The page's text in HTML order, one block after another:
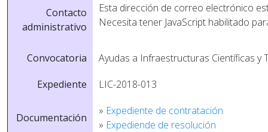
Contacto
administrativo
Esta dirección de correo electrónico
Necesita tener JavaScript habilitado
Convocatoria
Ayudas a Infraestructuras Cientí­ficas y
Expediente
LIC-2018-013
Documentación
» Expediente de contratación
» Expediende de resolución